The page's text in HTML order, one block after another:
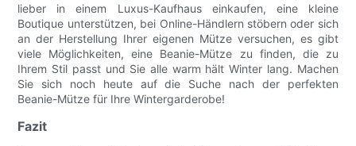
lieber in einem Luxus-Kaufhaus einkaufen, eine kleine
Boutique unterstützen, bei Online-Händlern stöbern oder sich
an der Herstellung Ihrer eigenen Mütze versuchen, es gibt
viele Möglichkeiten, eine Beanie-Mütze zu finden, die zu
Ihrem Stil passt und Sie alle warm hält Winter lang. Machen
Sie sich noch heute auf die Suche nach der perfekten
Beanie-Mütze für Ihre Wintergarderobe!
Fazit